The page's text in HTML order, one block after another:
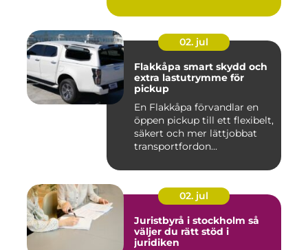
02. jul
Flakkåpa smart skydd och
extra lastutrymme för
pickup
En Flakkåpa förvandlar en
öppen pickup till ett flexibelt,
säkert och mer lättjobbat
transportfordon...
02. jul
Juristbyrå i stockholm så
väljer du rätt stöd i
juridiken